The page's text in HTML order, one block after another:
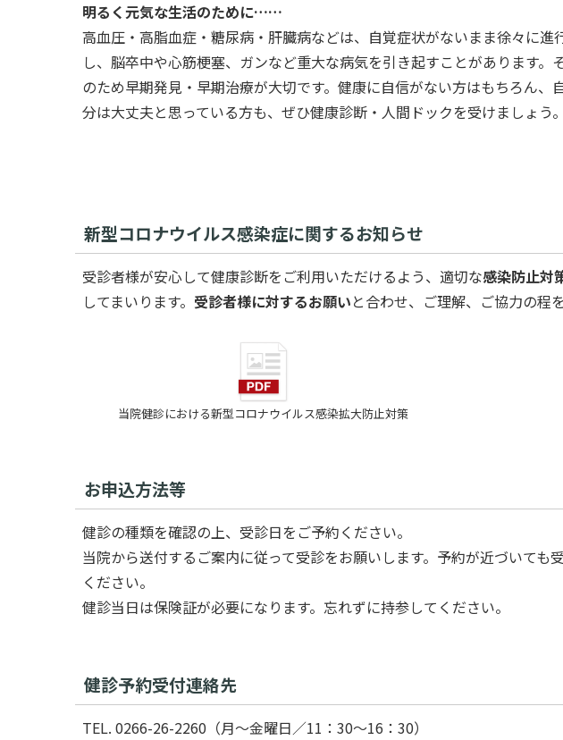
明るく元気な生活のために……
高血圧・高脂血症・糖尿病・肝臓病などは、自覚症状がないまま徐々に進
し、脳卒中や心筋梗塞、ガンなど重大な病気を引き起すことがあります。
のため早期発見・早期治療が大切です。健康に自信がない方はもちろん、
分は大丈夫と思っている方も、ぜひ健康診断・人間ドックを受けましょう。
新型コロナウイルス感染症に関するお知らせ
受診者様が安心して健康診断をご利用いただけるよう、適切な感染防止対
してまいります。 受診者様に対するお願いと合わせ、ご理解、ご協力の程
当院健診における新型コロナウイルス感染拡大防止対策
お申込方法等
健診の種類を確認の上、受診日をご予約ください。
当院から送付するご案内に従って受診をお願いします。予約が近づいても
ください。
健診当日は保険証が必要になります。忘れずに持参してください。
健診予約受付連絡先
TEL. 0266-26-2260（月～金曜日／11：30〜16：30）